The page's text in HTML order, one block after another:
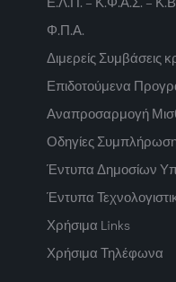
Φ.Π.Α.
Διμερείς Συμβάσεις
Επιδοτούμενα
Αναπροσαρμογή
Οδηγίες
Έντυπα Δημοσίων
Έντυπα
Χρήσιμα Links
Χρήσιμα Τηλέφωνα